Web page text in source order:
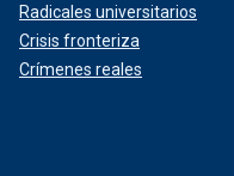
Radicales universitarios
Crisis fronteriza
Crímenes reales